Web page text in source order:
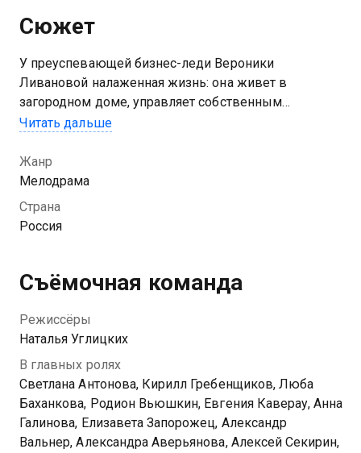
Сюжет
У преуспевающей бизнес-леди Вероники
Ливановой налаженная жизнь: она живет в
загородном доме, управляет собственным
рестораном и, после развода с мужем, нашла новую
пока Ника занималась бизнесом и устраивала
личную жизнь, упустила из виду проблемы своей
дочери-подростка Кати и потеряла ее доверие.
Именно в этот трудный момент любимый изменяет
Посмотреть онлайн 1 сезон сериала Психология
любви вы можете совершенно бесплатно в
хорошем HD качестве на Казахтелеком
Читать дальше
Жанр
Мелодрама
Страна
Россия
Съёмочная команда
Режиссёры
Наталья Углицких
В главных ролях
Светлана Антонова, Кирилл Гребенщиков, Люба
Баханкова, Родион Вьюшкин, Евгения Каверау, Анна
Галинова, Елизавета Запорожец, Александр
Вальнер, Александра Аверьянова, Алексей Секирин,